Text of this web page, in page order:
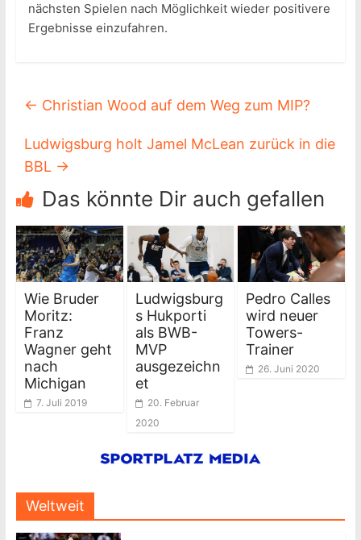
nächsten Spielen nach Möglichkeit wieder positivere
Ergebnisse einzufahren.
← Christian Wood auf dem Weg zum MIP?
Ludwigsburg holt Jamel McLean zurück in die
BBL →
Das könnte Dir auch gefallen
Wie Bruder
Moritz:
Franz
Wagner geht
nach
Michigan
7. Juli 2019
Ludwigsburg
s Hukporti
als BWB-
MVP
ausgezeichn
et
20. Februar
2020
Pedro Calles
wird neuer
Towers-
Trainer
26. Juni 2020
Weltweit